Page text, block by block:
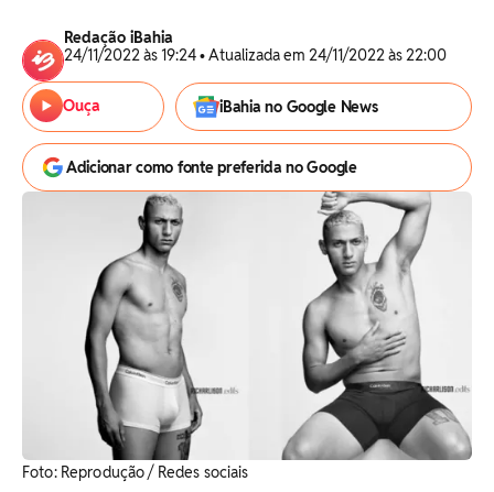
Redação iBahia
24/11/2022 às 19:24 • Atualizada em 24/11/2022 às 22:00
Ouça iBahia no Google News
Adicionar como fonte preferida no Google
Foto: Reprodução / Redes sociais